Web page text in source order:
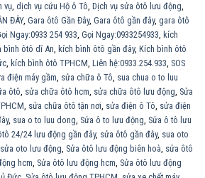
vụ, dịch vụ cứu Hộ ô Tô, Dịch vụ sửa ôtô lưu động,
ĐÂY, Gara ôtô Gần Đây, Gara ôtô gần đây, gara ôtô
Ngay:0933 254 933, Gọi Ngay:0933254933, kích
bình ôtô dĩ An, kích bình ôtô gần đây, Kích bình ôtô
, kích bình ôtô TPHCM, Liên hệ:0933.254.933, SOS
điện máy gầm, sửa chữa ô Tô, sua chua o to luu
ôtô, sửa chữa ôtô hcm, sửa chữa ôtô lưu động, Sửa
, sửa chữa ôtô tận nơi, sửa điện ô Tô, sửa điện
, sua o to luu dong, Sửa ô to lưu động, Sửa ô tô lưu
24/24 lưu động gần đây, sửa ôtô gần đây, sua oto
sửa oto lưu động, Sửa ôtô lưu động biên hoà, sửa ôtô
hcm, Sửa ôtô lưu động hcm, Sửa ôtô lưu động